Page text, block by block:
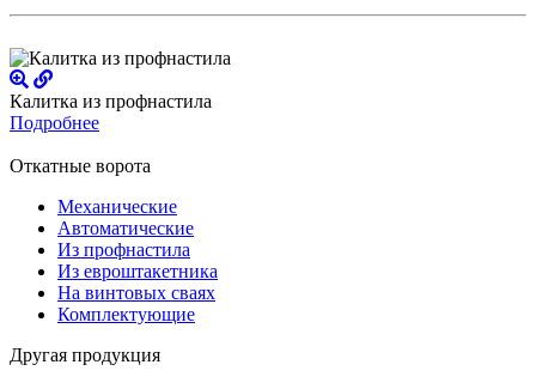
Калитка из профнастила
Подробнее
Откатные ворота
Механические
Автоматические
Из профнастила
Из евроштакетника
На винтовых сваях
Комплектующие
Другая продукция